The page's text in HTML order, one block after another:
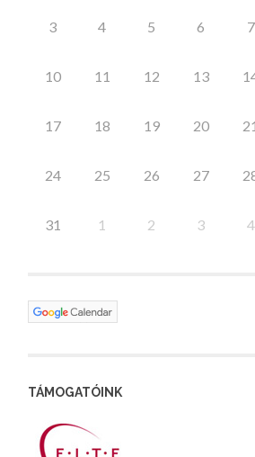
3 4 5 6 7
10 11 12 13
17 18 19 20 21
24 25 26 27
31 1 2 3 4
TÁMOGATÓINK